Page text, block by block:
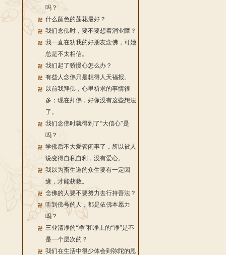
吗？
什么颜色的莲花最好？
我们念佛时，要不要想着消业障？
我一直在劝我的好朋友念佛，可她
总是不太相信。
我们起了骄慢心怎么办？
有些人念佛只是想得人天福报。
以前我拜佛，心里祈求的事情很
多；现在拜佛，好像没有这些想法
了。
我们念佛时就得到了“大信心”是
吗？
学佛后不大爱管闲事了，所以被人
说变得自私自利，没有爱心。
我以为畜生道的众生要有一定因
缘，才能获救。
念佛的人要不要努力去行持善法？
听到佛号的人，都是依佛本愿力
吗？
三业清净的“净”和净土的“净”是不
是一个层次的？
我们在生活中很少体会到弥陀的恩